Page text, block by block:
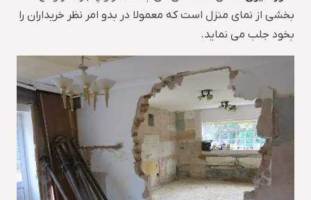
بخشی از نمای منزل است که معمولا در بدو امر نظر خریداران را
بخود جلب می نماید.